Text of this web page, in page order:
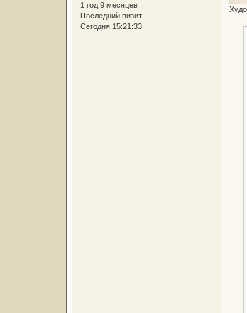
1 год 9 месяцев
Последний визит:
Сегодня 15:21:33